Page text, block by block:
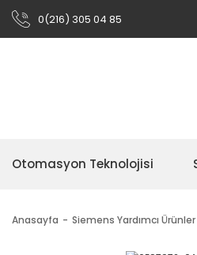
0(216) 305 04 85
Otomasyon Teknolojisi
Anasayfa Siemens Yardımcı Ürünler